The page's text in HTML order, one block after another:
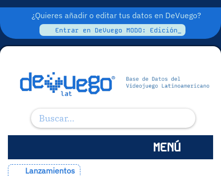
¿Quieres añadir o editar tus datos en DeVuego?
Entrar en DeVuego MODO: Edición_
MENÚ
Lanzamientos